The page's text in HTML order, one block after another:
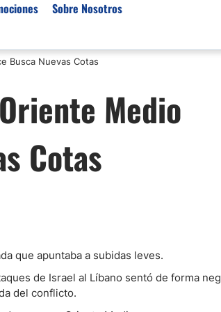
Lista de Mejores Prop
Empresas de Fondeo en
Análisis Forex
Señales Forex Gratis
Sobre Nosotros
Busca Nuevas Cotas
Medio
Cotas
que apuntaba a subidas leves.
de Israel al Líbano sentó de forma
del conflicto.